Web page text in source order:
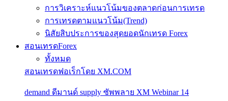
การวิเคราะห์แนวโน้มของตลาดก่อนการเทรด
การเทรดตามแนวโน้ม(Trend)
นิสัยสิบประการของสุดยอดนักเทรด Forex
สอนเทรดForex
ทั้งหมด
สอนเทรดฟอเร็กโดย XM.COM
demand ดีมานด์ supply ซัพพลาย XM Webinar 14